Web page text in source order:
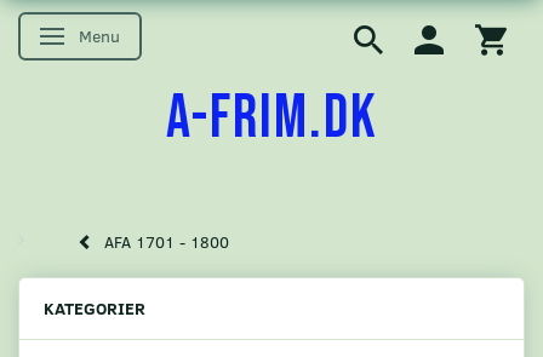
Skifte navigation
Menu
A-FRIM.DK
AFA 1701 - 1800
KATEGORIER